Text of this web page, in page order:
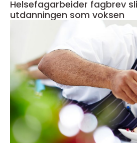
Helsefagarbeider fagbrev slik lykkes du med
utdanningen som voksen